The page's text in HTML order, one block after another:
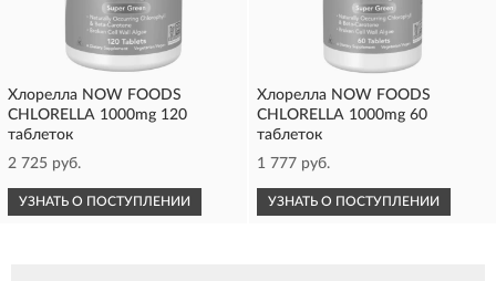
Хлорелла NOW FOODS
CHLORELLA 1000mg 120
таблеток
2 725 руб.
УЗНАТЬ О ПОСТУПЛЕНИИ
Хлорелла NOW FOODS
CHLORELLA 1000mg 60
таблеток
1 777 руб.
УЗНАТЬ О ПОСТУПЛЕНИИ